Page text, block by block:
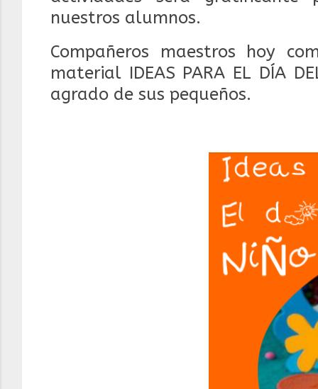
nuestros alumnos.
Compañeros maestros hoy
material IDEAS PARA EL DÍA
agrado de sus pequeños.